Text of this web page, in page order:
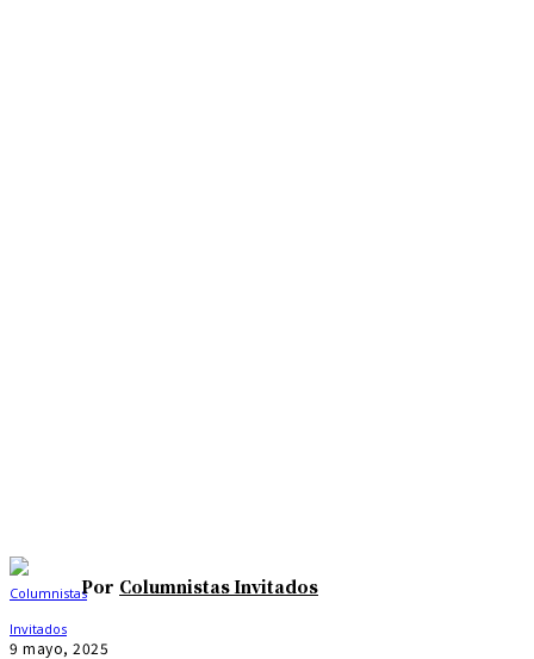
Por Columnistas Invitados
9 mayo, 2025